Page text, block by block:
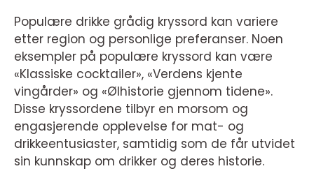
Populære drikke grådig kryssord kan variere
etter region og personlige preferanser. Noen
eksempler på populære kryssord kan være
«Klassiske cocktailer», «Verdens kjente
vingårder» og «Ølhistorie gjennom tidene».
Disse kryssordene tilbyr en morsom og
engasjerende opplevelse for mat- og
drikkeentusiaster, samtidig som de får utvidet
sin kunnskap om drikker og deres historie.